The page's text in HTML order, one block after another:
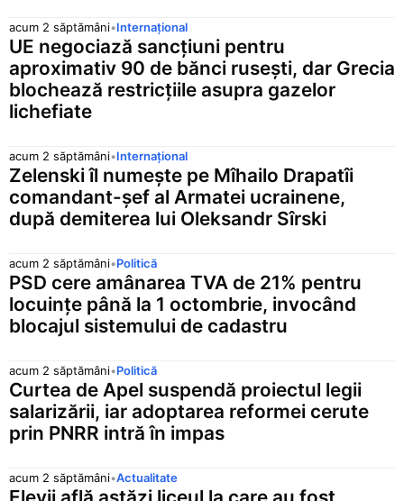
acum 2 săptămâni•Internațional
UE negociază sancțiuni pentru
aproximativ 90 de bănci rusești, dar Grecia
blochează restricțiile asupra gazelor
lichefiate
acum 2 săptămâni•Internațional
Zelenski îl numește pe Mîhailo Drapatîi
comandant-șef al Armatei ucrainene,
după demiterea lui Oleksandr Sîrski
acum 2 săptămâni•Politică
PSD cere amânarea TVA de 21% pentru
locuințe până la 1 octombrie, invocând
blocajul sistemului de cadastru
acum 2 săptămâni•Politică
Curtea de Apel suspendă proiectul legii
salarizării, iar adoptarea reformei cerute
prin PNRR intră în impas
acum 2 săptămâni•Actualitate